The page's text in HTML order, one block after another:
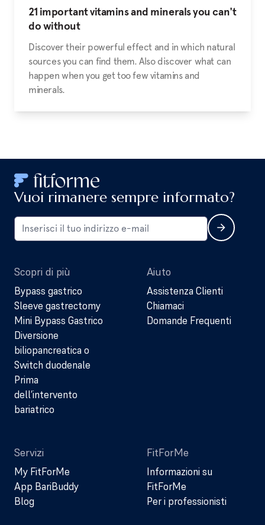
21 important vitamins and minerals you can't
do without
Discover their powerful effect and in which natural
sources you can find them. Also discover what can
happen when you get too few vitamins and
minerals.
Vuoi rimanere sempre informato?
Scopri di più
Bypass gastrico
Sleeve gastrectomy
Mini Bypass Gastrico
Diversione
biliopancreatica o
Switch duodenale
Prima
dell’intervento
bariatrico
Aiuto
Assistenza Clienti
Chiamaci
Domande Frequenti
Servizi
My FitForMe
App BariBuddy
Blog
FitForMe
Informazioni su
FitForMe
Per i professionisti